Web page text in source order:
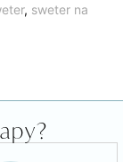
, sweter na